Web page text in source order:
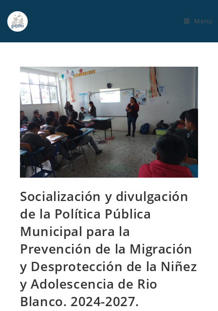
Menú
Socialización y divulgación
de la Política Pública
Municipal para la
Prevención de la Migración
y Desprotección de la Niñez
y Adolescencia de Rio
Blanco. 2024-2027.